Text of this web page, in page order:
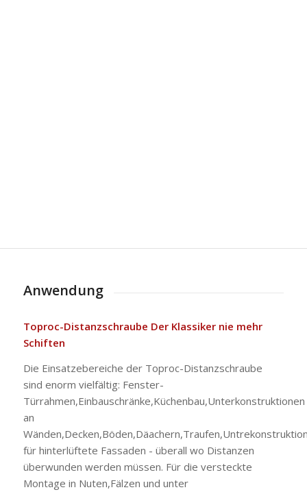
Anwendung
Toproc-Distanzschraube Der Klassiker nie mehr
Schiften
Die Einsatzebereiche der Toproc-Distanzschraube
sind enorm vielfältig: Fenster-
Türrahmen,Einbauschränke,Küchenbau,Unterkonstruktionen
an
für hinterlüftete Fassaden - überall wo Distanzen
überwunden werden müssen. Für die versteckte
Montage in Nuten,Fälzen und unter